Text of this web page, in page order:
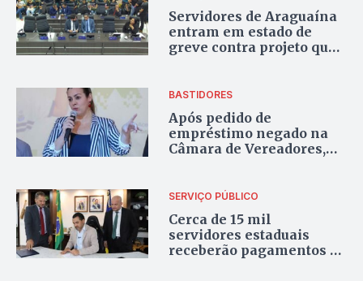
Servidores de Araguaína
entram em estado de
greve contra projeto que
BASTIDORES
Após pedido de
empréstimo negado na
Câmara de Vereadores,
municipais
SERVIÇO PÚBLICO
Cerca de 15 mil
servidores estaduais
receberão pagamentos de